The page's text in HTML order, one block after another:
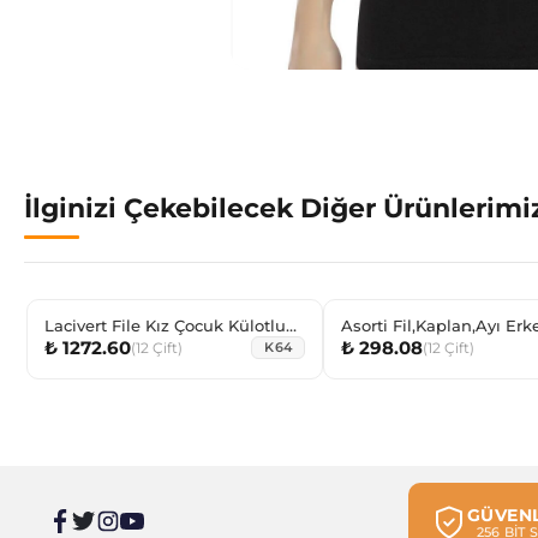
İlginizi Çekebilecek Diğer
Lacivert File Kız Çocuk Külotlu
Çorap
₺ 1272.60(12 Çift) K64
Asorti Fil,Kaplan,Ayı Erkek
Çocuk Sneaker Çorabı
₺ 298.08(12 Çift)
256 BİT